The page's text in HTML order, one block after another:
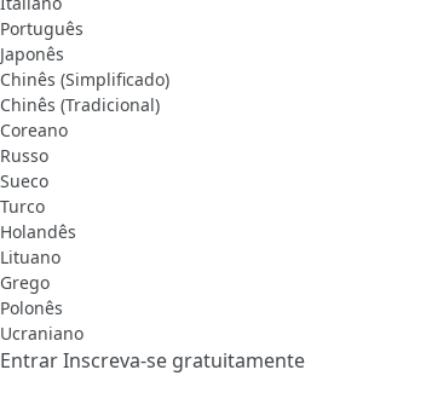
Português
Japonês
Chinês (Simplificado)
Chinês (Tradicional)
Coreano
Russo
Sueco
Turco
Holandês
Lituano
Grego
Polonês
Ucraniano
EntrarInscreva-se gratuitamente